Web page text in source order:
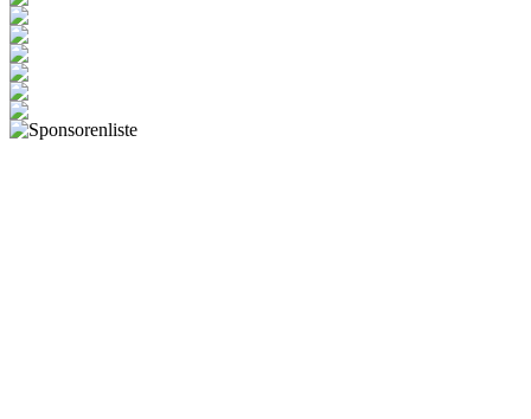
Lisa Voggeneder